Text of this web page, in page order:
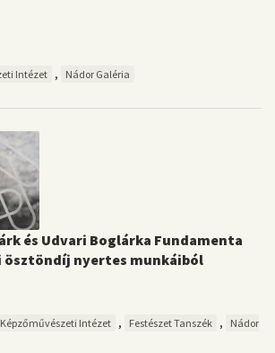
Intézet , Nádor Galéria
és Udvari Boglárka Fundamenta
ösztöndíj nyertes munkáiból
Képzőművészeti Intézet , Festészet Tanszék ,
Nádor